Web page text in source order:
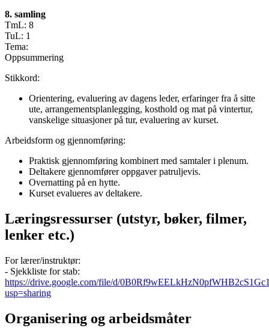
8. samling
TmL: 8
TuL: 1
Tema:
Oppsummering
Stikkord:
Orientering, evaluering av dagens leder, erfaringer fra å sitte
ute, arrangementsplanlegging, kosthold og mat på vintertur,
vanskelige situasjoner på tur, evaluering av kurset.
Arbeidsform og gjennomføring:
Praktisk gjennomføring kombinert med samtaler i plenum.
Deltakere gjennomfører oppgaver patruljevis.
Overnatting på en hytte.
Kurset evalueres av deltakere.
Læringsressurser (utstyr, bøker, filmer,
lenker etc.)
For lærer/instruktør:
- Sjekkliste for stab:
https://drive.google.com/file/d/
usp=sharing
Organisering og arbeidsmåter